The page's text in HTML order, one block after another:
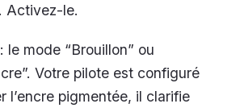
Activez-le.
le mode “Brouillon” ou
Votre pilote est configuré
l’encre pigmentée, il clarifie